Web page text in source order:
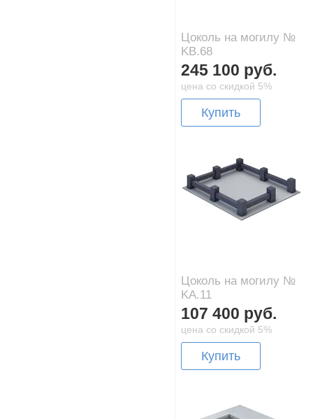
Цоколь на могилу №
KB.68
245 100 руб.
цена со скидкой 5%
Купить
Цоколь на могилу №
KA.11
107 400 руб.
цена со скидкой 5%
Купить